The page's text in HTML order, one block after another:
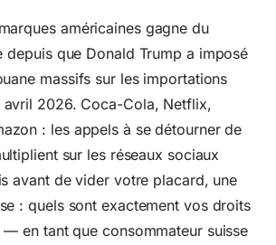
américaines gagne du
depuis que Donald Trump a imposé
massifs sur les importations
avril 2026. Coca-Cola, Netflix,
: les appels à se détourner de
sur les réseaux sociaux
avant de vider votre placard, une
: quels sont exactement vos droits
en tant que consommateur suisse